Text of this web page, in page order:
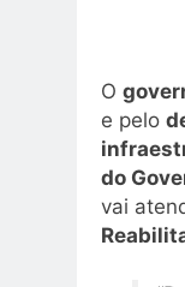
O
e pelo
do
vai